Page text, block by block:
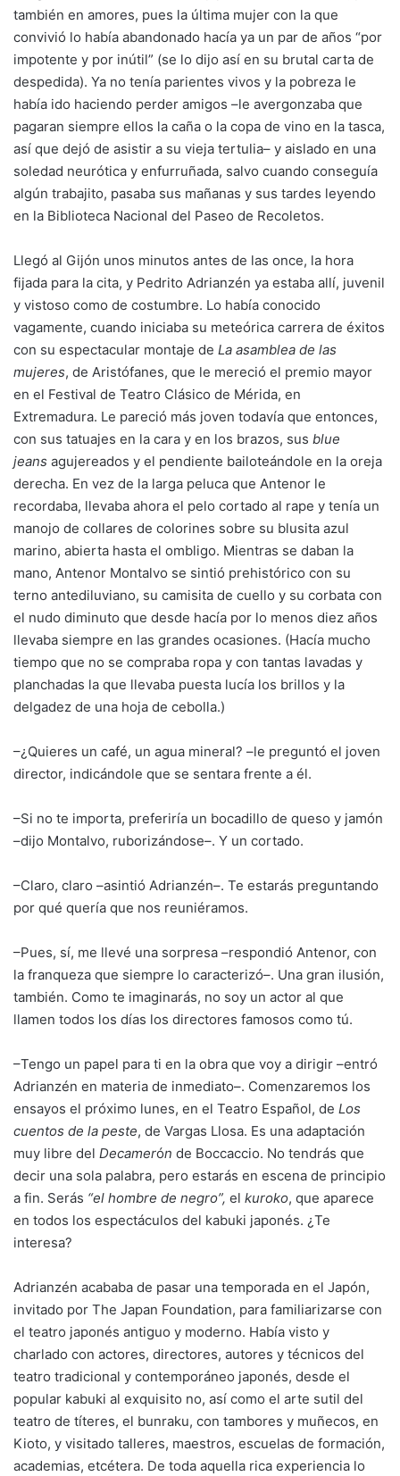
también en amores, pues la última mujer con la que
convivió lo había abandonado hacía ya un par de años “por
impotente y por inútil” (se lo dijo así en su brutal carta de
despedida). Ya no tenía parientes vivos y la pobreza le
había ido haciendo perder amigos –le avergonzaba que
pagaran siempre ellos la caña o la copa de vino en la tasca,
así que dejó de asistir a su vieja tertulia– y aislado en una
soledad neurótica y enfurruñada, salvo cuando conseguía
algún trabajito, pasaba sus mañanas y sus tardes leyendo
en la Biblioteca Nacional del Paseo de Recoletos.
Llegó al Gijón unos minutos antes de las once, la hora
fijada para la cita, y Pedrito Adrianzén ya estaba allí, juvenil
y vistoso como de costumbre. Lo había conocido
vagamente, cuando iniciaba su meteórica carrera de éxitos
con su espectacular montaje de La asamblea de las
mujeres, de Aristófanes, que le mereció el premio mayor
en el Festival de Teatro Clásico de Mérida, en
Extremadura. Le pareció más joven todavía que entonces,
con sus tatuajes en la cara y en los brazos, sus blue
jeans agujereados y el pendiente bailoteándole en la oreja
derecha. En vez de la larga peluca que Antenor le
recordaba, llevaba ahora el pelo cortado al rape y tenía un
manojo de collares de colorines sobre su blusita azul
marino, abierta hasta el ombligo. Mientras se daban la
mano, Antenor Montalvo se sintió prehistórico con su
terno antediluviano, su camisita de cuello y su corbata con
el nudo diminuto que desde hacía por lo menos diez años
llevaba siempre en las grandes ocasiones. (Hacía mucho
tiempo que no se compraba ropa y con tantas lavadas y
planchadas la que llevaba puesta lucía los brillos y la
delgadez de una hoja de cebolla.)
–¿Quieres un café, un agua mineral? –le preguntó el joven
director, indicándole que se sentara frente a él.
–Si no te importa, preferiría un bocadillo de queso y jamón
–dijo Montalvo, ruborizándose–. Y un cortado.
–Claro, claro –asintió Adrianzén–. Te estarás preguntando
por qué quería que nos reuniéramos.
–Pues, sí, me llevé una sorpresa –respondió Antenor, con
la franqueza que siempre lo caracterizó–. Una gran ilusión,
también. Como te imaginarás, no soy un actor al que
llamen todos los días los directores famosos como tú.
–Tengo un papel para ti en la obra que voy a dirigir –entró
Adrianzén en materia de inmediato–. Comenzaremos los
ensayos el próximo lunes, en el Teatro Español, de Los
cuentos de la peste, de Vargas Llosa. Es una adaptación
muy libre del Decamerón de Boccaccio. No tendrás que
decir una sola palabra, pero estarás en escena de principio
a fin. Serás “el hombre de negro”, el kuroko, que aparece
en todos los espectáculos del kabuki japonés. ¿Te
interesa?
Adrianzén acababa de pasar una temporada en el Japón,
invitado por The Japan Foundation, para familiarizarse con
el teatro japonés antiguo y moderno. Había visto y
charlado con actores, directores, autores y técnicos del
teatro tradicional y contemporáneo japonés, desde el
popular kabuki al exquisito no, así como el arte sutil del
teatro de títeres, el bunraku, con tambores y muñecos, en
Kioto, y visitado talleres, maestros, escuelas de formación,
academias, etcétera. De toda aquella rica experiencia lo